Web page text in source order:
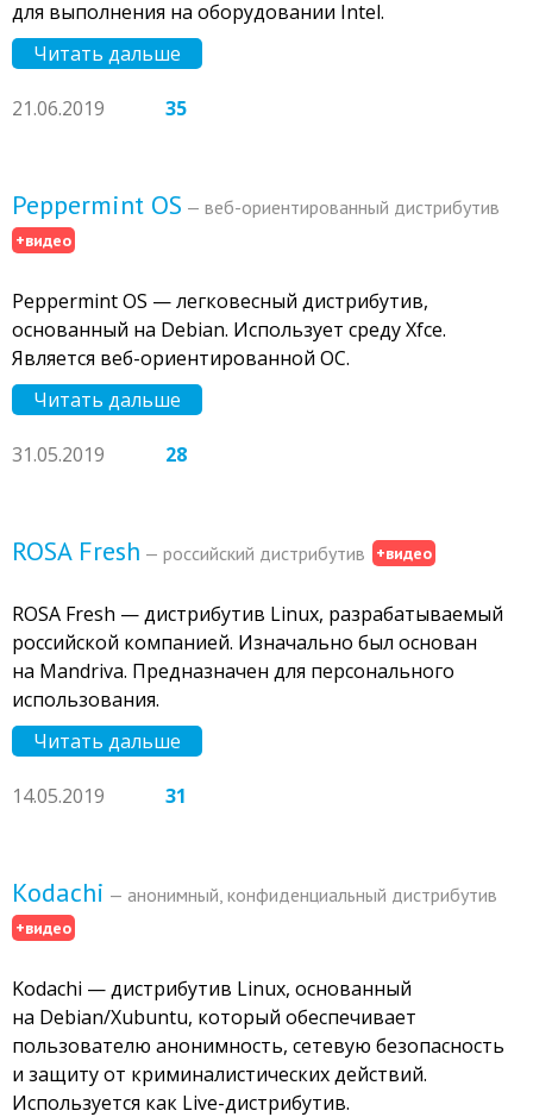
для выполнения на оборудовании Intel.
Читать дальше
21.06.2019 35
Peppermint OS — веб-ориентированный дистрибутив
+видео
Peppermint OS — легковесный дистрибутив,
основанный на Debian. Использует среду Xfce.
Является веб-ориентированной ОС.
Читать дальше
31.05.2019 28
ROSA Fresh — российский дистрибутив +видео
ROSA Fresh — дистрибутив Linux, разрабатываемый
российской компанией. Изначально был основан
на Mandriva. Предназначен для персонального
использования.
Читать дальше
14.05.2019 31
Kodachi — анонимный, конфиденциальный дистрибутив
+видео
Kodachi — дистрибутив Linux, основанный
на Debian/Xubuntu, который обеспечивает
пользователю анонимность, сетевую безопасность
и защиту от криминалистических действий.
Используется как Live-дистрибутив.